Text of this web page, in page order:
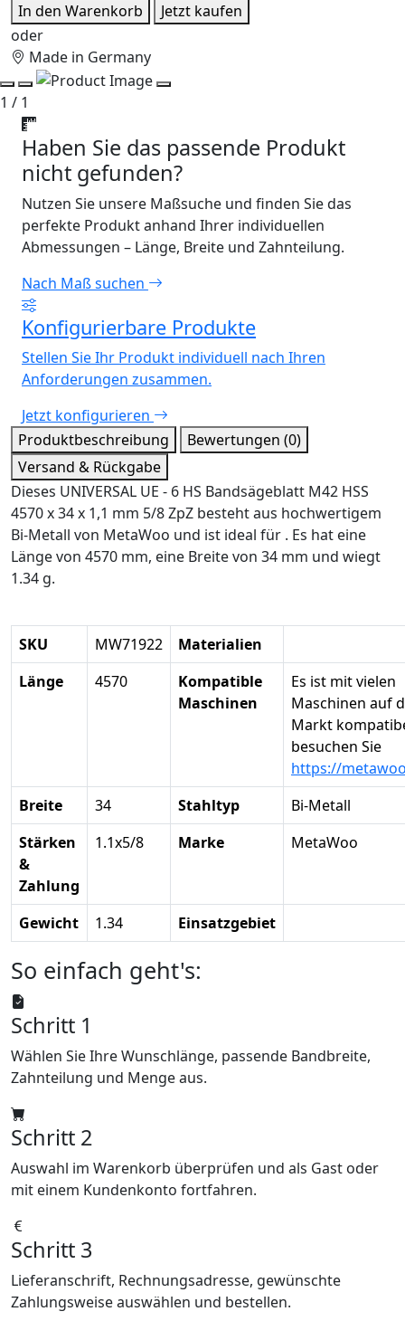
In den Warenkorb
Jetzt kaufen
oder
Made in Germany
1 / 1
Haben Sie das passende Produkt
nicht gefunden?
Nutzen Sie unsere Maßsuche und finden Sie das
perfekte Produkt anhand Ihrer individuellen
Abmessungen – Länge, Breite und Zahnteilung.
Nach Maß suchen
Konfigurierbare Produkte
Stellen Sie Ihr Produkt individuell nach Ihren
Anforderungen zusammen.
Jetzt konfigurieren
Produktbeschreibung
Bewertungen (0)
Versand & Rückgabe
Dieses UNIVERSAL UE - 6 HS Bandsägeblatt M42 HSS
4570 x 34 x 1,1 mm 5/8 ZpZ besteht aus hochwertigem
Bi-Metall von MetaWoo und ist ideal für . Es hat eine
Länge von 4570 mm, eine Breite von 34 mm und wiegt
1.34 g.
SKU MW71922
Materialien
Länge
4570
Kompatible
Maschinen
Es ist mit vielen
Maschinen auf
Markt
besuchen Sie
https://
Breite
34 Stahltyp
Bi-Metall
Stärken
&
Zahlung
1.1x5/8 Marke MetaWoo
Gewicht 1.34 Einsatzgebiet
So einfach geht's:
Schritt 1
Wählen Sie Ihre Wunschlänge, passende Bandbreite,
Zahnteilung und Menge aus.
Schritt 2
Auswahl im Warenkorb überprüfen und als Gast oder
mit einem Kundenkonto fortfahren.
Schritt 3
Lieferanschrift, Rechnungsadresse, gewünschte
Zahlungsweise auswählen und bestellen.